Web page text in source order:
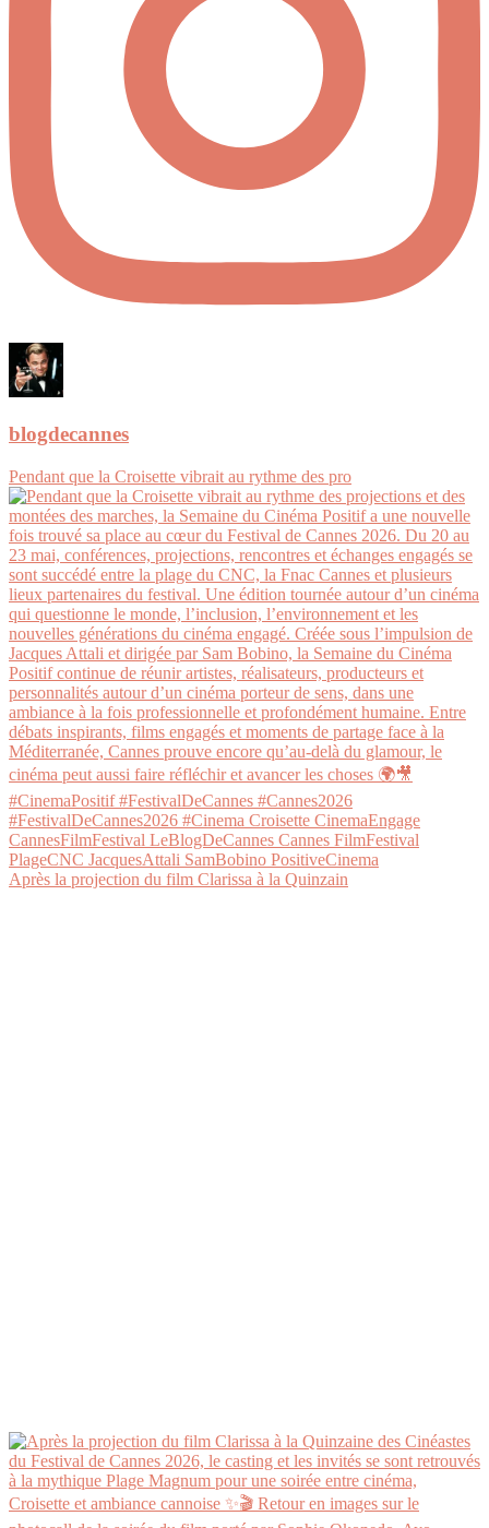
blogdecannes
Pendant que la Croisette vibrait au rythme des pro
Après la projection du film Clarissa à la Quinzain